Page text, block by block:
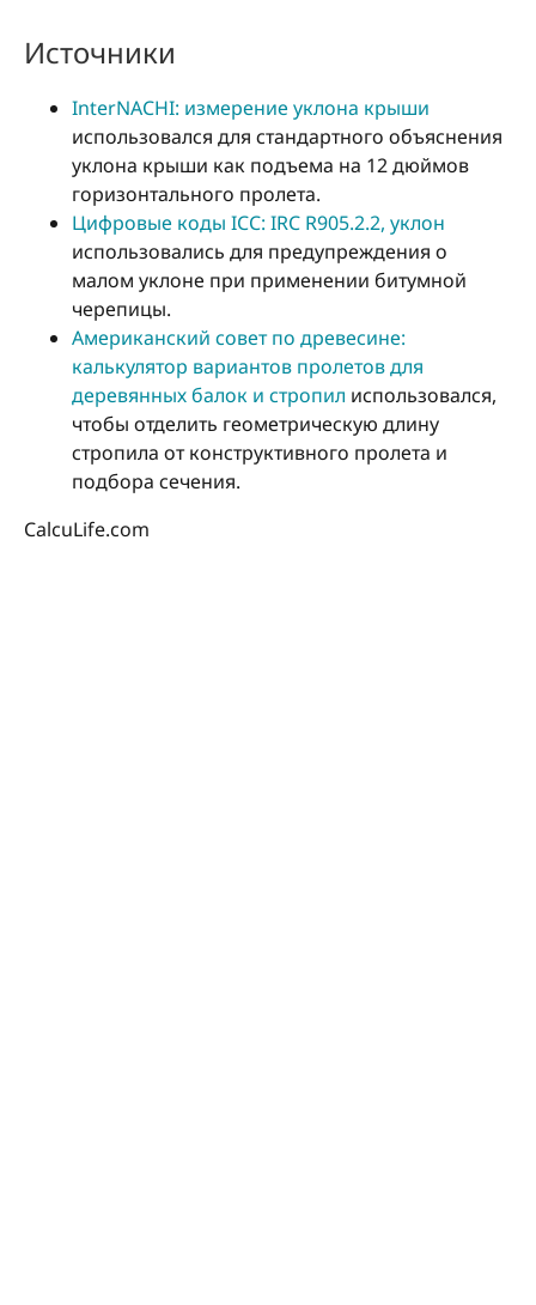
Источники
InterNACHI: измерение уклона крыши
использовался для стандартного объяснения
уклона крыши как подъема на 12 дюймов
горизонтального пролета.
Цифровые коды ICC: IRC R905.2.2, уклон
использовались для предупреждения о
малом уклоне при применении битумной
черепицы.
Американский совет по древесине:
калькулятор вариантов пролетов для
деревянных балок и стропил использовался,
чтобы отделить геометрическую длину
стропила от конструктивного пролета и
подбора сечения.
CalcuLife.com